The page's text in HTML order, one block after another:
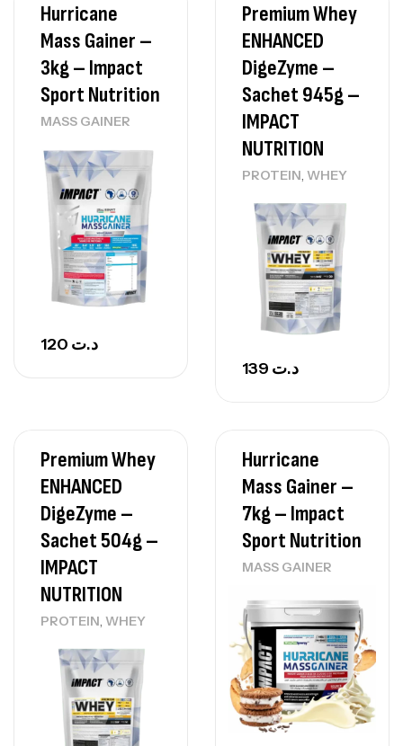
Hurricane
Mass Gainer –
3kg – Impact
Sport Nutrition
MASS GAINER
د.ت
Premium Whey
ENHANCED
DigeZyme –
Sachet 945g –
IMPACT
NUTRITION
PROTEIN, WHEY
د.ت
Premium Whey
ENHANCED
DigeZyme –
Sachet 504g –
IMPACT
NUTRITION
PROTEIN, WHEY
Hurricane
Mass Gainer –
7kg – Impact
Sport Nutrition
MASS GAINER